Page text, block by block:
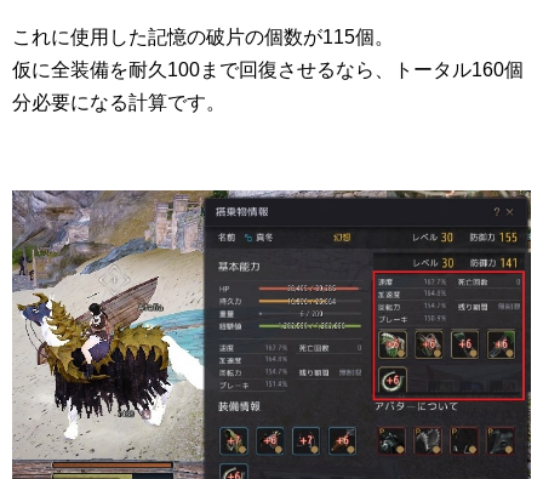
これに使用した記憶の破片の個数が115個。
仮に全装備を耐久100まで回復させるなら、トータル160個
分必要になる計算です。